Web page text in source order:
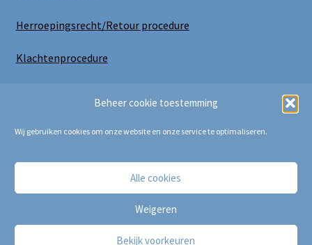
Beheer cookie toestemming
Wij gebruiken cookies om onze website en onze service te optimaliseren.
Alle cookies
Weigeren
Bekijk voorkeuren
Herroepingsrecht/Retour procedure
Klachtenprocedure
Copyright Bij Cora 2025